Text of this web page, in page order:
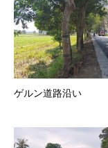
ゲルン道路沿い